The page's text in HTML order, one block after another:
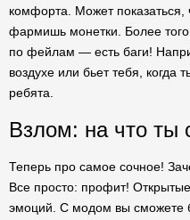
комфорта. Может показаться,
фармишь монетки. Более
по фейлам — есть баги!
воздухе или бьет тебя, когда
ребята.
Взлом: на что ты
Теперь про самое сочное!
Все просто: профит!
эмоций. С модом вы сможете